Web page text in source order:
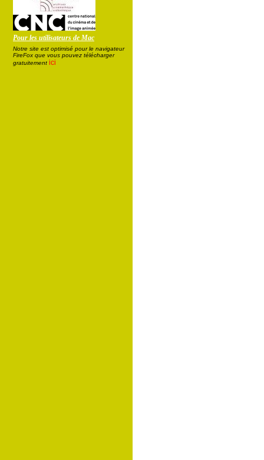
Pour les utilisateurs de Mac
Notre site est optimisé pour le navigateur
FireFox que vous pouvez télécharger
gratuitement ici